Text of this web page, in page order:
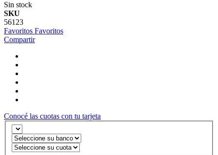
Sin stock
SKU
56123
Favoritos Favoritos
Compartir
Conocé las cuotas con tu tarjeta